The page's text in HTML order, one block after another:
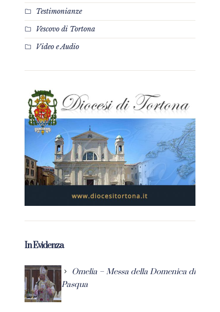
Testimonianze
Vescovo di Tortona
Video e Audio
In Evidenza
Omelia – Messa della Domenica di
Pasqua